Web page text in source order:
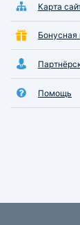
Карта
Бонусная
Помощь